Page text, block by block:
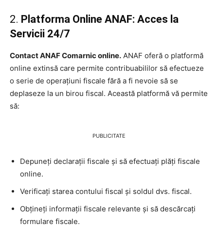
2. Platforma Online ANAF: Acces la
Servicii 24/7
Contact ANAF Comarnic online. ANAF oferă o platformă
online extinsă care permite contribuabililor să efectueze
o serie de operațiuni fiscale fără a fi nevoie să se
deplaseze la un birou fiscal. Această platformă vă permite
să:
PUBLICITATE
Depuneți declarații fiscale și să efectuați plăți fiscale
online.
Verificați starea contului fiscal și soldul dvs. fiscal.
Obțineți informații fiscale relevante și să descărcați
formulare fiscale.